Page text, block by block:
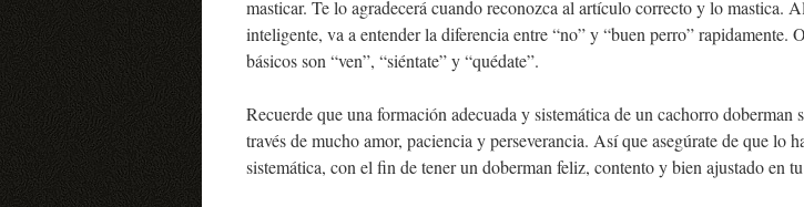
masticar. Te lo agradecerá cuando reconozca al artículo correcto y lo mastica.
inteligente, va a entender la diferencia entre “no” y “buen perro” rapidamente.
básicos son “ven”, “siéntate” y “quédate”.
Recuerde que una formación adecuada y sistemática de un cachorro doberman
través de mucho amor, paciencia y perseverancia. Así que asegúrate de que lo
sistemática, con el fin de tener un doberman feliz, contento y bien ajustado en tu